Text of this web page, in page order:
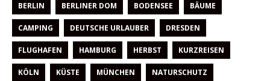
BERLIN BERLINER DOM BODENSEE BÄUME
CAMPING DEUTSCHE URLAUBER DRESDEN
FLUGHAFEN HAMBURG HERBST KURZREISEN
KÖLN KÜSTE MÜNCHEN NATURSCHUTZ